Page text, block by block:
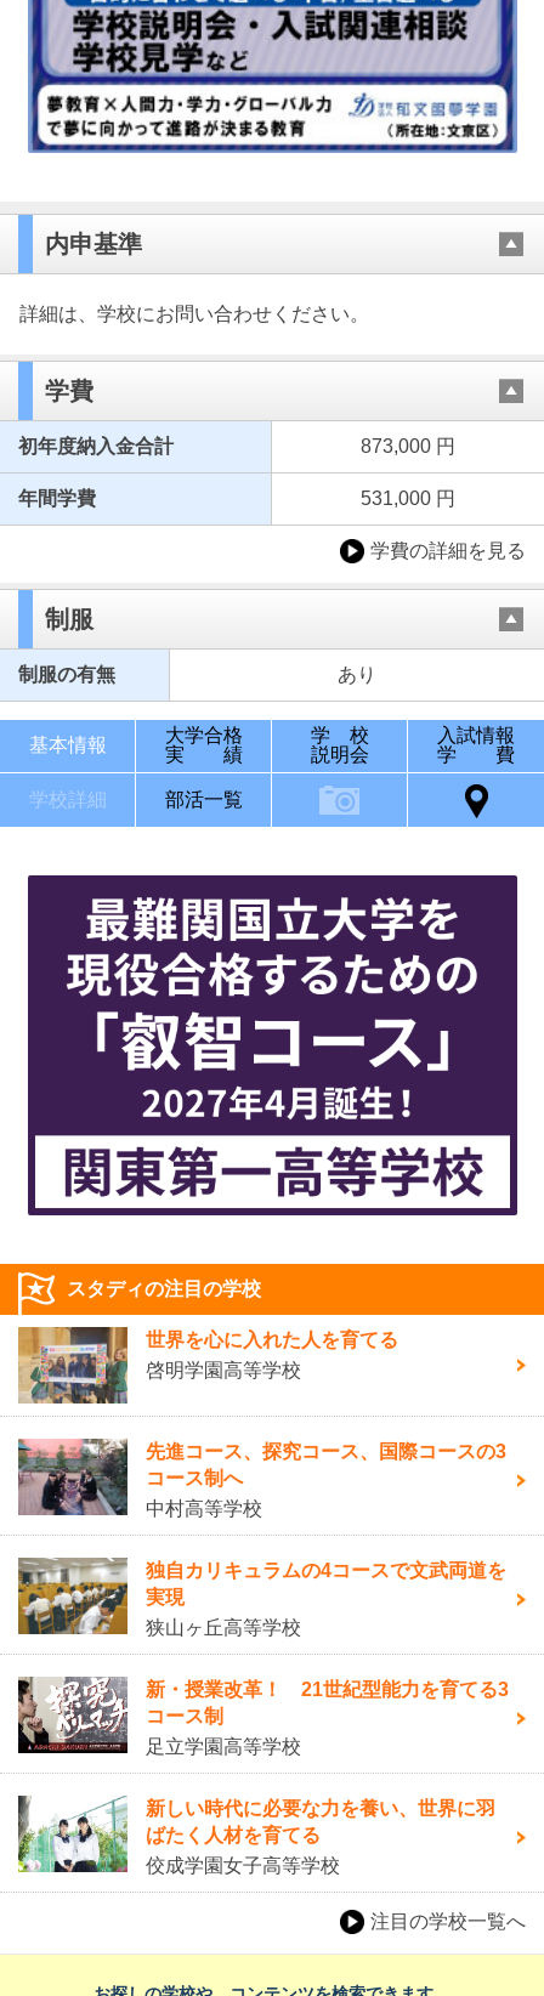
内申基準
詳細は、学校にお問い合わせください。
学費
初年度納入金合計 873,000 円
年間学費 531,000 円
学費の詳細を見る
制服
制服の有無 あり
基本情報
大学合格
実 績
学 校
説明会
入試情報
学 費
学校詳細 部活一覧
スタディの注目の学校
世界を心に入れた人を育てる
啓明学園高等学校
先進コース、探究コース、国際コースの3
コース制へ
中村高等学校
独自カリキュラムの4コースで文武両道を
実現
狭山ヶ丘高等学校
新・授業改革！ 21世紀型能力を育てる3
コース制
足立学園高等学校
新しい時代に必要な力を養い、世界に羽
ばたく人材を育てる
佼成学園女子高等学校
注目の学校一覧へ